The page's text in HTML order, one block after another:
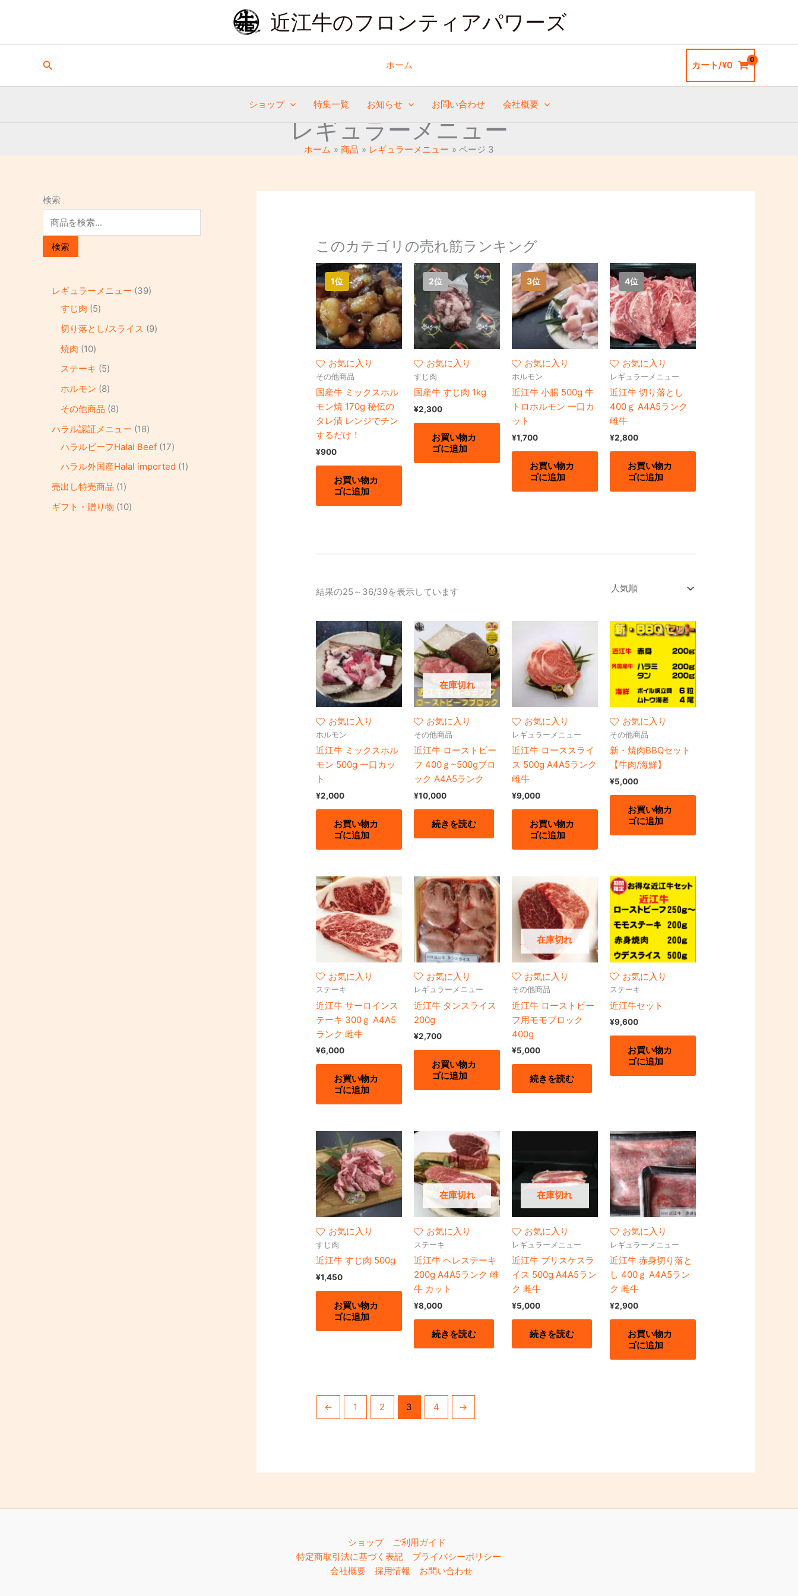
近江牛のフロンティアパワーズ
検
ホーム カート/¥0
ショップ 特集一覧 お知らせ お問い合わせ 会社概要
レギュラーメニュー
ホーム 商品 レギュラーメニュー ページ 3
検索
検索
レギュラーメニュー 39
個
すじ肉 5
の
切り落とし/スライス 9
の
焼肉 10
個
ステーキ 5
の
ホルモン 8
の
その他商品 8
の
ハラル認証メニュー 18
個
ハラルビーフHalal Beef 17
個
ハラル外国産Halal imported 1
の
売出し特売商品 1
の
ギフト・贈り物 10
個
このカテゴリの売れ筋ランキング
お気に入り
その他商品
国産牛 ミックスホル
モン焼 170g 秘伝の
タレ漬 レンジでチン
するだけ！
¥900
お買い物カ
ゴに追加
お気に入り
すじ肉
国産牛 すじ肉 1kg
¥2,300
お買い物カ
ゴに追加
お気に入り
ホルモン
近江牛 小腸 500g 牛
トロホルモン 一口カ
ット
¥1,700
お買い物カ
ゴに追加
お気に入り
レギュラーメニュー
近江牛 切り落とし
400ｇ A4A5ランク
雌牛
¥2,800
お買い物カ
ゴに追加
結果の25～36/39を表示しています
気
お気に入り
ホルモン
近江牛 ミックスホル
モン 500g 一口カッ
ト
¥2,000
お買い物カ
ゴに追加
在庫切れ
お気に入り
その他商品
近江牛 ローストビー
フ 400ｇ~500gブロ
ック A4A5ランク
¥10,000
続きを読む
お気に入り
レギュラーメニュー
近江牛 ローススライ
ス 500g A4A5ランク
雌牛
¥9,000
お買い物カ
ゴに追加
お気に入り
その他商品
新・焼肉BBQセット
【牛肉/海鮮】
¥5,000
お買い物カ
ゴに追加
お気に入り
ステーキ
近江牛 サーロインス
テーキ 300ｇ A4A5
ランク 雌牛
¥6,000
お買い物カ
ゴに追加
お気に入り
レギュラーメニュー
近江牛 タンスライス
200g
¥2,700
お買い物カ
ゴに追加
在庫切れ
お気に入り
その他商品
近江牛 ローストビー
フ用モモブロック
400g
¥5,000
続きを読む
お気に入り
ステーキ
近江牛セット
¥9,600
お買い物カ
ゴに追加
お気に入り
すじ肉
近江牛 すじ肉 500g
¥1,450
お買い物カ
ゴに追加
在庫切れ
お気に入り
ステーキ
近江牛 ヘレステーキ
200g A4A5ランク 雌
牛 カット
¥8,000
続きを読む
在庫切れ
お気に入り
レギュラーメニュー
近江牛 ブリスケスラ
イス 500g A4A5ラン
ク 雌牛
¥5,000
続きを読む
お気に入り
レギュラーメニュー
近江牛 赤身切り落と
し 400ｇ A4A5ラン
ク 雌牛
¥2,900
お買い物カ
ゴに追加
← 1 2 3 4 →
ショップ
ご利用ガイド
特定商取引法に基づく表記
プライバシーポリシー
会社概要
採用情報 お問い合わせ